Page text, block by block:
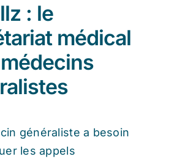
: le
médical
généraliste a besoin
les appels